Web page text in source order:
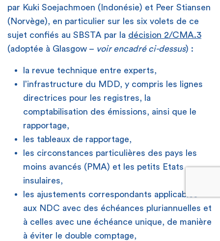
Contact Presse Recrutement Formations FR
lire notre article
6.4
mécanisme de développement
durable ou MDD
par Kuki Soejachmoen (Indonésie) et Peer Stiansen
(Norvège), en particulier sur les six volets de ce
sujet confiés au SBSTA par la décision 2/CMA.3
(adoptée à Glasgow – voir encadré ci-dessus) :
la revue technique entre experts,
l’infrastructure du MDD, y compris les lignes
directrices pour les registres, la
comptabilisation des émissions, ainsi que le
rapportage,
les tableaux de rapportage,
les circonstances particulières des pays les
moins avancés (PMA) et les petits Etats
insulaires,
les ajustements correspondants applicables
aux NDC avec des échéances pluriannuelles et
à celles avec une échéance unique, de manière
à éviter le double comptage,